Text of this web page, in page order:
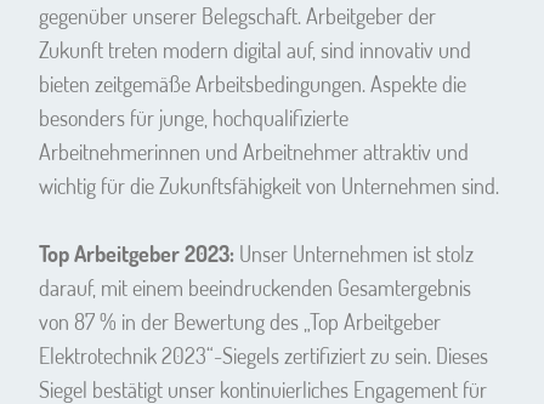
gegenüber unserer Belegschaft. Arbeitgeber der
Zukunft treten modern digital auf, sind innovativ und
bieten zeitgemäße Arbeitsbedingungen. Aspekte die
besonders für junge, hochqualifizierte
Arbeitnehmerinnen und Arbeitnehmer attraktiv und
wichtig für die Zukunftsfähigkeit von Unternehmen sind.
Top Arbeitgeber 2023: Unser Unternehmen ist stolz
darauf, mit einem beeindruckenden Gesamtergebnis
von 87 % in der Bewertung des „Top Arbeitgeber
Elektrotechnik 2023“-Siegels zertifiziert zu sein. Dieses
Siegel bestätigt unser kontinuierliches Engagement für